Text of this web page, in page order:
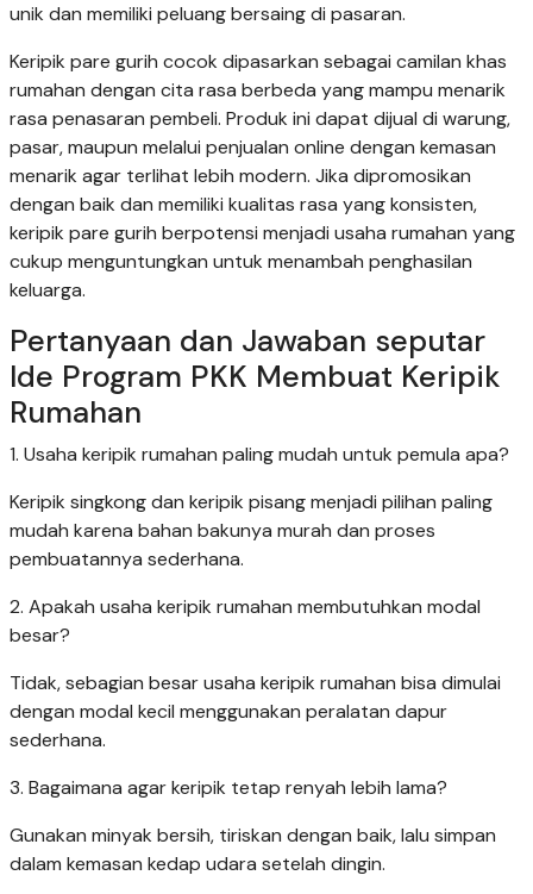
unik dan memiliki peluang bersaing di pasaran.
Keripik pare gurih cocok dipasarkan sebagai camilan khas
rumahan dengan cita rasa berbeda yang mampu menarik
rasa penasaran pembeli. Produk ini dapat dijual di warung,
pasar, maupun melalui penjualan online dengan kemasan
menarik agar terlihat lebih modern. Jika dipromosikan
dengan baik dan memiliki kualitas rasa yang konsisten,
keripik pare gurih berpotensi menjadi usaha rumahan yang
cukup menguntungkan untuk menambah penghasilan
keluarga.
Pertanyaan dan Jawaban seputar
Ide Program PKK Membuat Keripik
Rumahan
1. Usaha keripik rumahan paling mudah untuk pemula apa?
Keripik singkong dan keripik pisang menjadi pilihan paling
mudah karena bahan bakunya murah dan proses
pembuatannya sederhana.
2. Apakah usaha keripik rumahan membutuhkan modal
besar?
Tidak, sebagian besar usaha keripik rumahan bisa dimulai
dengan modal kecil menggunakan peralatan dapur
sederhana.
3. Bagaimana agar keripik tetap renyah lebih lama?
Gunakan minyak bersih, tiriskan dengan baik, lalu simpan
dalam kemasan kedap udara setelah dingin.